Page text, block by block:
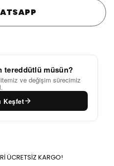
tereddütlü müsün?
ve değişim sürecimiz
Keşfet
ÜCRETSİZ KARGO!